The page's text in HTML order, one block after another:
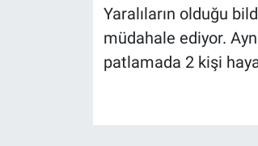
Yaralıların olduğu
müdahale ediyor.
patlamada 2 kişi